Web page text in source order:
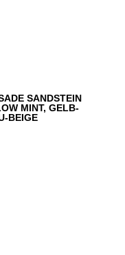
SANDSTEIN
MINT, GELB-
BEIGE